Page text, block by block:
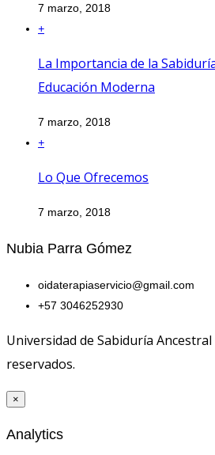
7 marzo, 2018
+
La Importancia de la
Educación Moderna
7 marzo, 2018
+
Lo Que Ofrecemos
7 marzo, 2018
Nubia Parra Gómez
oidaterapiaservicio@gmail.com
+57 3046252930
Universidad de Sabiduría
reservados.
×
Analytics